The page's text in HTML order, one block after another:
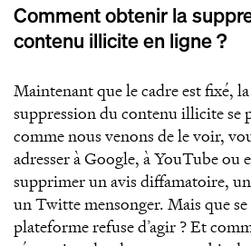
Comment obtenir la
contenu illicite en ligne ?
Maintenant que le cadre est fixé,
suppression du contenu illicite se
comme nous venons de le voir,
adresser à Google, à YouTube ou
supprimer un avis diffamatoire,
un Twitte mensonger. Mais que
plateforme refuse d’agir ? Et